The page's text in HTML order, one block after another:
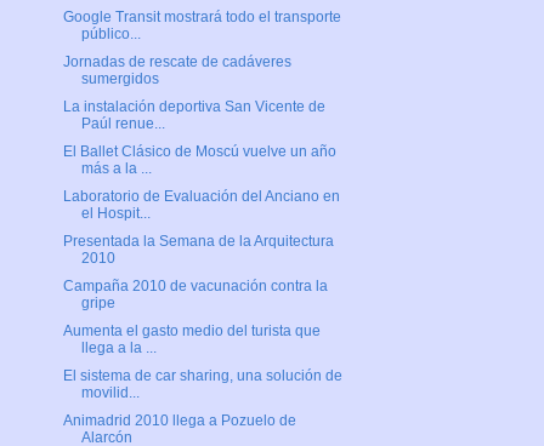
Google Transit mostrará todo el transporte
público...
Jornadas de rescate de cadáveres
sumergidos
La instalación deportiva San Vicente de
Paúl renue...
El Ballet Clásico de Moscú vuelve un año
más a la ...
Laboratorio de Evaluación del Anciano en
el Hospit...
Presentada la Semana de la Arquitectura
2010
Campaña 2010 de vacunación contra la
gripe
Aumenta el gasto medio del turista que
llega a la ...
El sistema de car sharing, una solución de
movilid...
Animadrid 2010 llega a Pozuelo de
Alarcón